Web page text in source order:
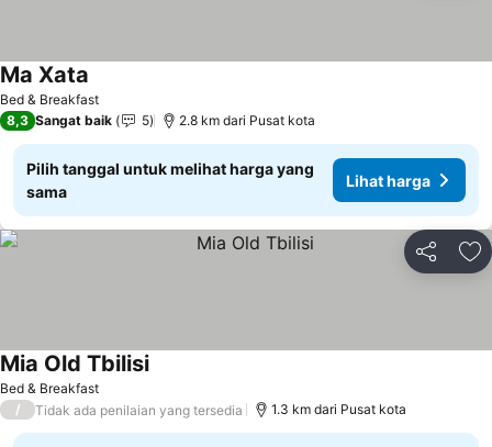
Bed & Breakfast
Ma Xata
8,3 Sangat baik 5 2.8 km dari Pusat kota
Pilih tanggal untuk melihat harga yang
sama
Lihat harga
Bagikan
Bed & Breakfast
Mia Old Tbilisi
/ Tidak ada penilaian yang tersedia 1.3 km dari Pusat kota